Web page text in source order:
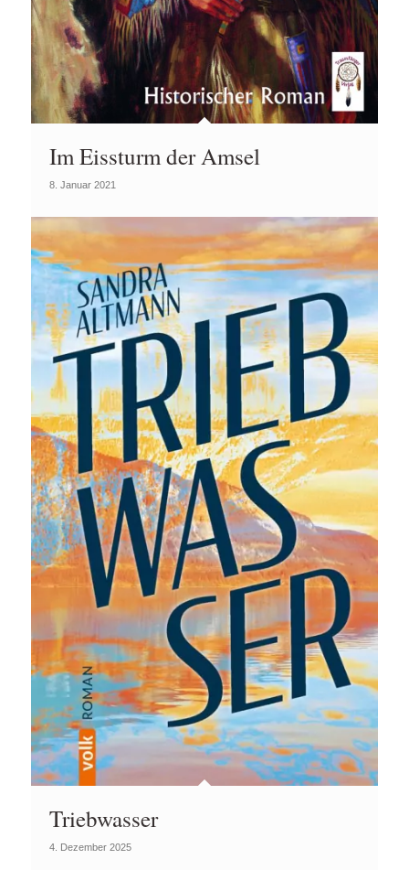
Im Eissturm der Amsel
8. Januar 2021
Triebwasser
4. Dezember 2025